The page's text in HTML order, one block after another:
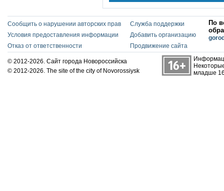
Сообщить о нарушении авторских прав
Условия предоставления информации
Отказ от ответственности
Служба поддержки
Добавить организацию
Продвижение сайта
По
© 2012-2026. Сайт города Новороссийска
© 2012-2026. The site of the city of Novorossiysk
младше